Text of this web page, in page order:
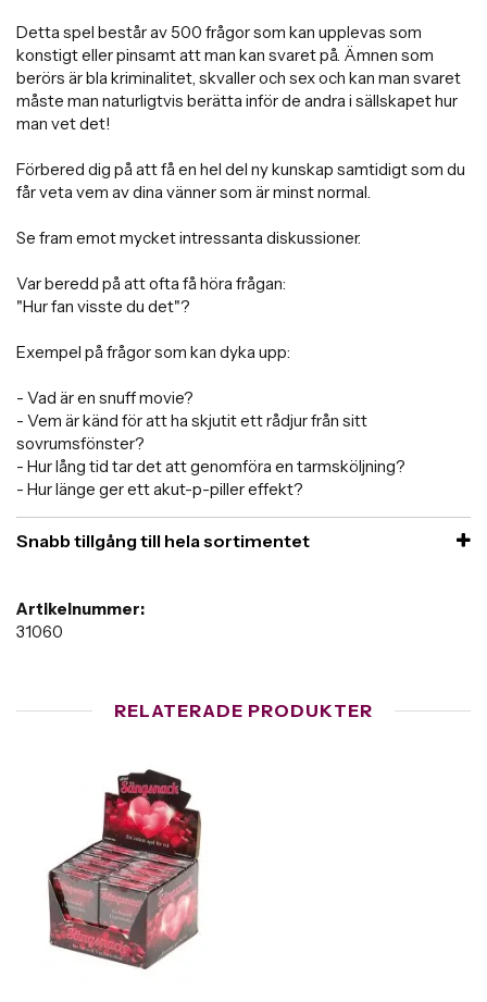
Detta spel består av 500 frågor som kan upplevas som
konstigt eller pinsamt att man kan svaret på. Ämnen som
berörs är bla kriminalitet, skvaller och sex och kan man svaret
måste man naturligtvis berätta inför de andra i sällskapet hur
man vet det!
Förbered dig på att få en hel del ny kunskap samtidigt som du
får veta vem av dina vänner som är minst normal.
Se fram emot mycket intressanta diskussioner.
Var beredd på att ofta få höra frågan:
"Hur fan visste du det"?
Exempel på frågor som kan dyka upp:
- Vad är en snuff movie?
- Vem är känd för att ha skjutit ett rådjur från sitt
sovrumsfönster?
- Hur lång tid tar det att genomföra en tarmsköljning?
- Hur länge ger ett akut-p-piller effekt?
Snabb tillgång till hela sortimentet
Artikelnummer:
31060
RELATERADE PRODUKTER